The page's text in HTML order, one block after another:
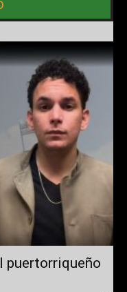
puertorriqueño